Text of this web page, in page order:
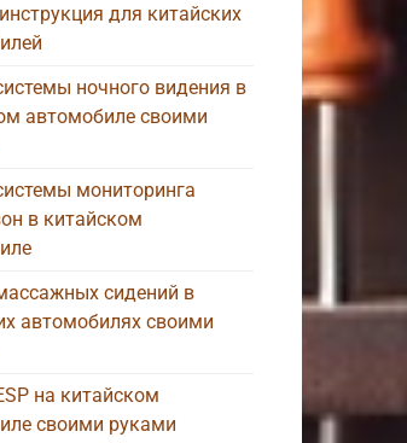
для китайских
ночного видения в
автомобиле своими
мониторинга
в китайском
сидений в
автомобилях своими
на китайском
своими руками